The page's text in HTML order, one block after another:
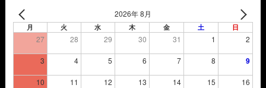
2026年 8月
月 火 水 木 金 土 日
27 28 29 30 31 1 2
3 4 5 6 7 8 9
10 11 12 13 14 15 16